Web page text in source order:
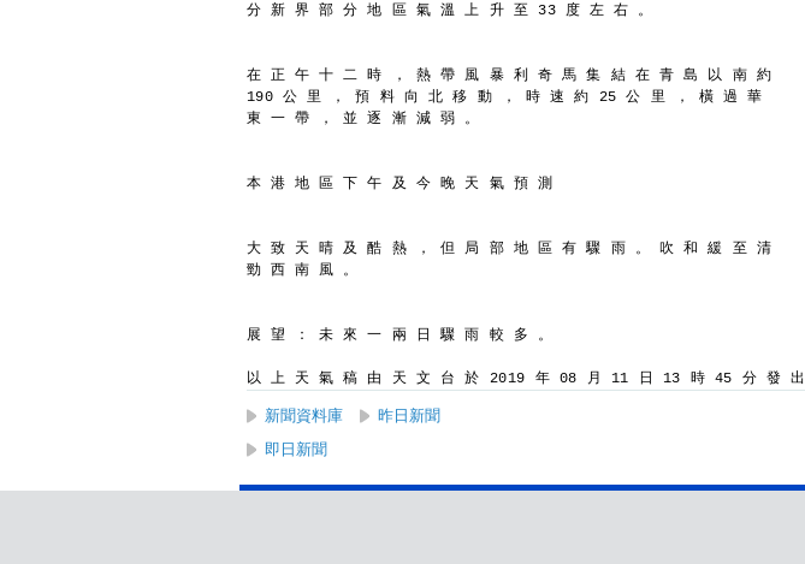
分 新 界 部 分 地 區 氣 溫 上 升 至 33 度 左 右 。
在 正 午 十 二 時 ， 熱 帶 風 暴 利 奇 馬 集 結 在 青 島 以 南 約
190 公 里 ， 預 料 向 北 移 動 ， 時 速 約 25 公 里 ， 橫 過 華
東 一 帶 ， 並 逐 漸 減 弱 。
本 港 地 區 下 午 及 今 晚 天 氣 預 測
大 致 天 晴 及 酷 熱 ， 但 局 部 地 區 有 驟 雨 。 吹 和 緩 至 清
勁 西 南 風 。
展 望 ： 未 來 一 兩 日 驟 雨 較 多 。
以 上 天 氣 稿 由 天 文 台 於 2019 年 08 月 11 日 13 時 45 分 發 出
新聞資料庫 昨日新聞
即日新聞